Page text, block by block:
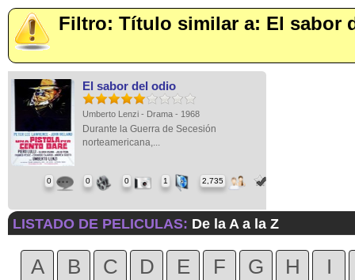
Filtro: Título similar a: El sabor
El sabor del odio
Umberto Lenzi - Drama - 1968
Durante la Guerra de Secesión
norteamericana,...
0 0 0 1 2,735
LISTADO DE PELICULAS: De la A a la Z
A B C D E F G H
I